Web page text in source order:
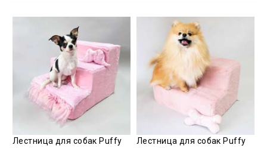
Лестница для собак Puffy
Лестница для собак Puffy